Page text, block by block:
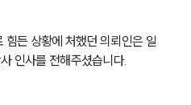
는 길
트너 로펌
소리
든 상황에 처했던 의뢰인은 일
인사를 전해주셨습니다.